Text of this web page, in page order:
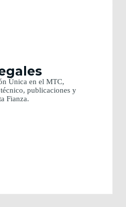
Única en el MTC,
publicaciones y
Fianza.